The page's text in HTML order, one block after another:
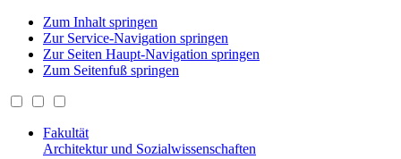
Zum Inhalt springen
Zur Service-Navigation springen
Zur Seiten Haupt-Navigation springen
Zum Seitenfuß springen
Fakultät
Architektur und Sozialwissenschaften